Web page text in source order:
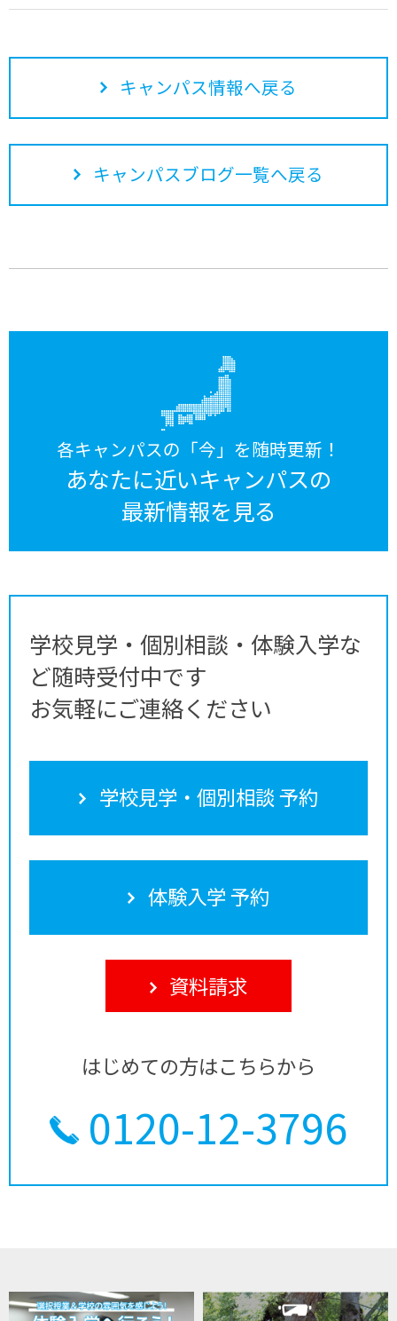
キャンパス情報へ戻る
キャンパスブログ一覧へ戻る
各キャンパスの「今」を随時更新！
あなたに近いキャンパスの
最新情報を見る
学校見学・個別相談・体験入学な
ど随時受付中です
お気軽にご連絡ください
学校見学・個別相談 予約
体験入学 予約
資料請求
はじめての方はこちらから
0120-12-3796